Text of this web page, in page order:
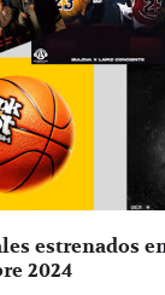
estrenados
2024